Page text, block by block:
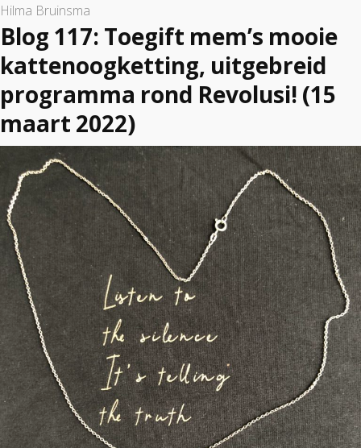
Hilma Bruinsma
Blog 117: Toegift mem’s mooie
kattenoogketting, uitgebreid
programma rond Revolusi! (15
maart 2022)